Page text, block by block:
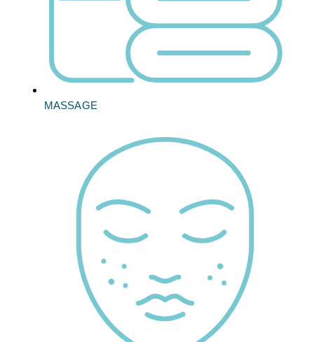
MASSAGE